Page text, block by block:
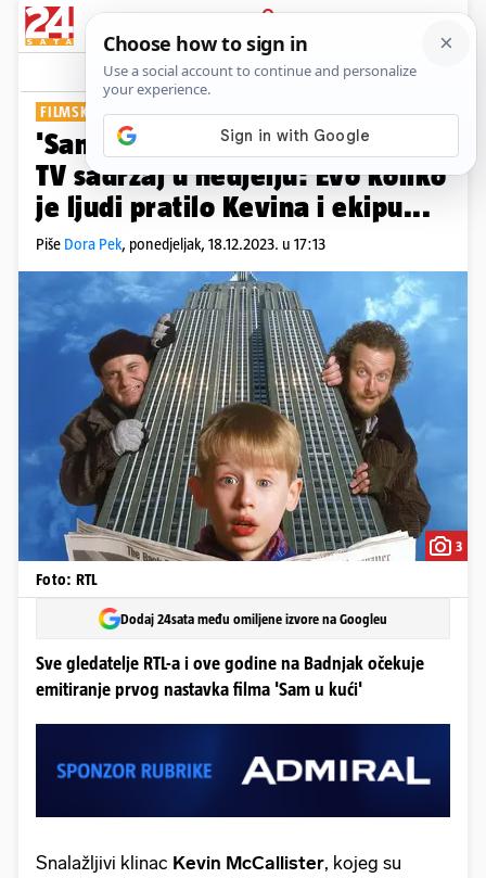
PRIJAVA
Show Komentari
FILMSKI KLASIK
'Sam u kući 2' bio najgledaniji
TV sadržaj u nedjelju: Evo koliko
je ljudi pratilo Kevina i ekipu...
Piše Dora Pek, ponedjeljak, 18.12.2023. u 17:13
3
Foto: RTL
Dodaj 24sata među omiljene izvore na Googleu
Sve gledatelje RTL-a i ove godine na Badnjak očekuje
emitiranje prvog nastavka filma 'Sam u kući'
Snalažljivi klinac Kevin McCallister, kojeg su